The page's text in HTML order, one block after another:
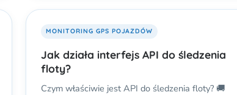
MONITORING GPS POJAZDÓW
Jak działa interfejs API do śledzenia
floty?
Czym właściwie jest API do śledzenia floty? 🚚